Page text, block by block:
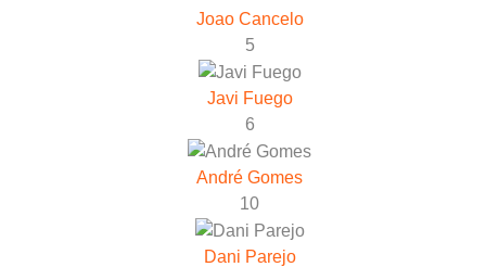
Joao Cancelo
5
Javi Fuego
6
André Gomes
10
Dani Parejo